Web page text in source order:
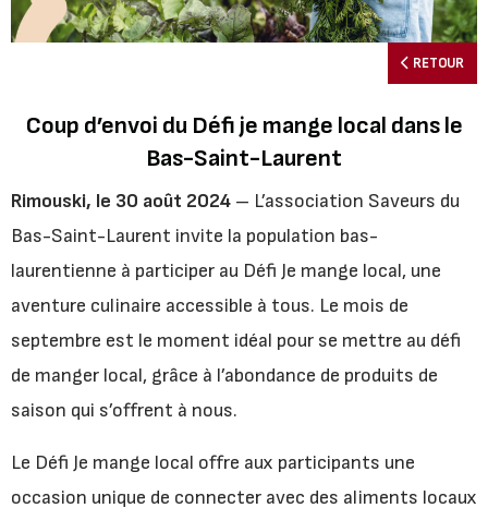
RETOUR
Coup d’envoi du Défi je mange local dans le
Bas-Saint-Laurent
Rimouski, le 30 août 2024 – L’association Saveurs du
Bas-Saint-Laurent invite la population bas-
laurentienne à participer au Défi Je mange local, une
aventure culinaire accessible à tous. Le mois de
septembre est le moment idéal pour se mettre au défi
de manger local, grâce à l’abondance de produits de
saison qui s’offrent à nous.
Le Défi Je mange local offre aux participants une
occasion unique de connecter avec des aliments locaux